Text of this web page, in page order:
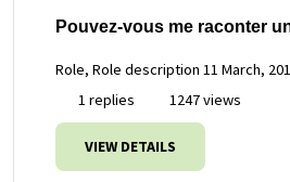
Pouvez-vous me raconter
Role, Role description 11 March,
1 replies
1247 views
VIEW DETAILS